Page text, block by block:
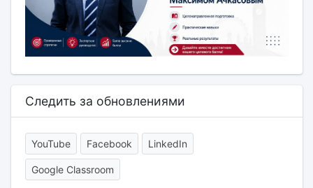
Следить за обновлениями
YouTube Facebook LinkedIn
Google Classroom